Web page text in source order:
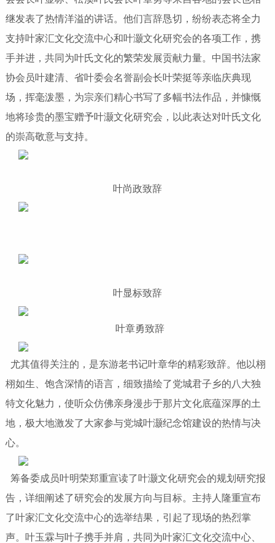
继发表了热情洋溢的讲话。他们言辞恳切，纷纷表态将全力
支持叶家汇文化交流中心和叶灏文化研究会的各项工作，携
手并进，共同为叶氏文化的繁荣发展贡献力量。中国书法家
协会员叶建清、省叶委会名誉副会长叶荣挺等亲临庆典现
场，挥毫泼墨，为宗亲们精心书写了多幅书法作品，并慷慨
地将珍贵的墨宝赠予叶灏文化研究会，以此表达对叶氏文化
的崇高敬意与支持。
叶尚政致辞
叶显标致辞
叶章勇致辞
尤其值得关注的，是东游老书记叶章华的精彩致辞。他以栩
栩如生、饱含深情的语言，细致描绘了党城君子乡的八大独
特文化魅力，使听众仿佛亲身漫步于那片文化底蕴深厚的土
地，极大地激发了大家参与党城叶灏纪念馆建设的热情与决
心。
筹备委成员叶明荣郑重宣读了叶灏文化研究会的规划研究报
告，详细阐述了研究会的发展方向与目标。主持人隆重宣布
了叶家汇文化交流中心的选举结果，引起了现场的热烈掌
声。叶玉霖与叶子携手并肩，共同为叶家汇文化交流中心、